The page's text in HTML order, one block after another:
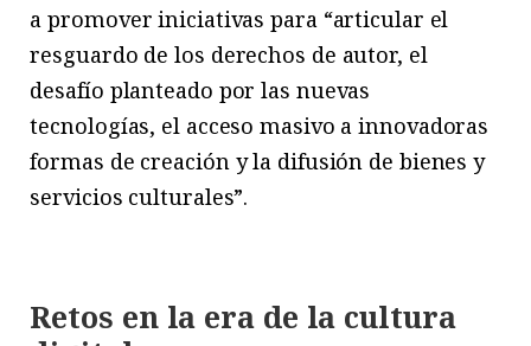
a promover iniciativas para “articular el
resguardo de los derechos de autor, el
desafío planteado por las nuevas
tecnologías, el acceso masivo a innovadoras
formas de creación y la difusión de bienes y
servicios culturales”.
Retos en la era de la cultura